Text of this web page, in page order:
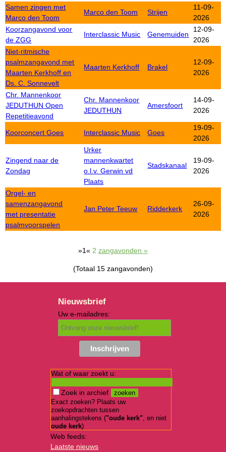
Samen zingen met
Marco den Toom
Marco den Toom Strijen
11-09-
2026
Koorzangavond voor
de ZGG
Interclassic Music Genemuiden
12-09-
2026
Niet-ritmische
psalmzangavond met
Maarten Kerkhoff en
Ds. C. Sonnevelt
Maarten Kerkhoff Brakel
12-09-
2026
Chr. Mannenkoor
JEDUTHUN Open
Repetitieavond
Chr. Mannenkoor
JEDUTHUN
Amersfoort
14-09-
2026
Koorconcert Goes Interclassic Music Goes
19-09-
2026
Zingend naar de
Zondag
Urker
mannenkwartet
o.l.v. Gerwin vd
Plaats
Stadskanaal
19-09-
2026
Orgel- en
samenzangavond
met presentatie
psalmvoorspelen
Jan Peter Teeuw Ridderkerk
26-09-
2026
»1« 2 zangavonden »
(Totaal 15 zangavonden)
Nieuwsbrief
Uw e-mailadres:
Wat of waar zoekt u:
Zoek in archief
Exact zoeken? Plaats uw
zoekopdrachten tussen
aanhalingstekens ("oude kerk", en niet
oude kerk)
Web feeds:
Laatste nieuws